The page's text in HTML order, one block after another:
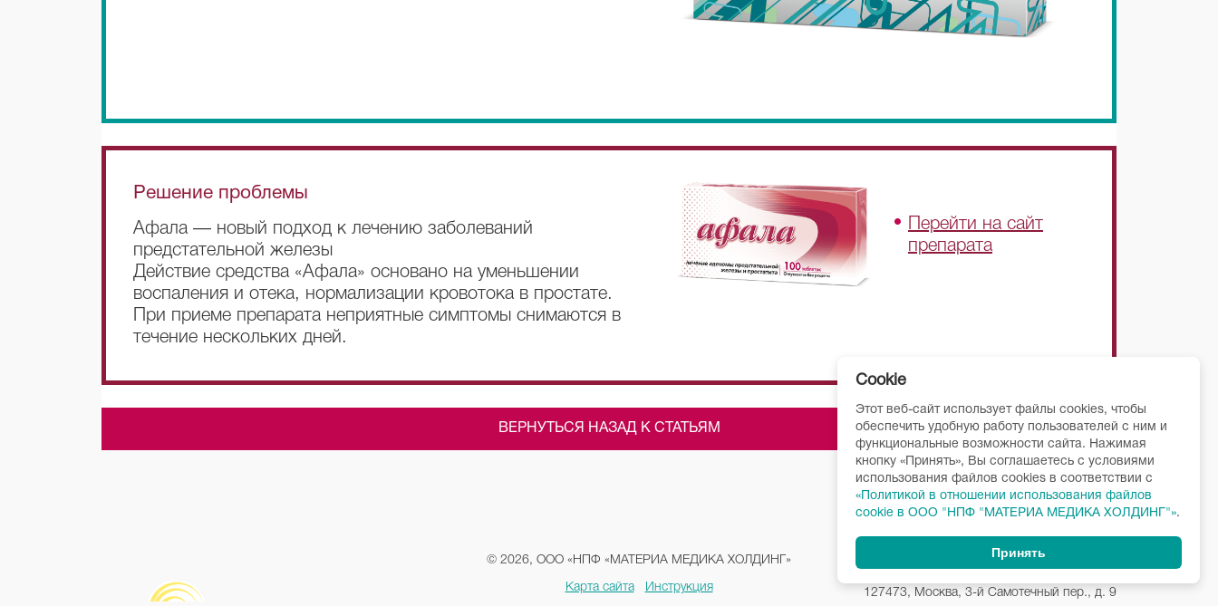
Решение проблемы
Афала — новый подход к лечению заболеваний
предстательной железы
Действие средства «Афала» основано на уменьшении
воспаления и отека, нормализации кровотока в простате.
При приеме препарата неприятные симптомы снимаются в
течение нескольких дней.
Перейти на сайт
препарата
ВЕРНУТЬСЯ НАЗАД К СТАТЬЯМ
© 2026, ООО «НПФ «МАТЕРИА МЕДИКА ХОЛДИНГ»
Карта сайта Инструкция
127473, Москва, 3-й Самотечный пер., д. 9
Cookie
Этот веб-сайт использует файлы cookies, чтобы
обеспечить удобную работу пользователей с ним и
функциональные возможности сайта. Нажимая
кнопку «Принять», Вы соглашаетесь с условиями
использования файлов cookies в соответствии c
«Политикой в отношении использования файлов
cookie в ООО "НПФ "МАТЕРИА МЕДИКА ХОЛДИНГ"».
Принять